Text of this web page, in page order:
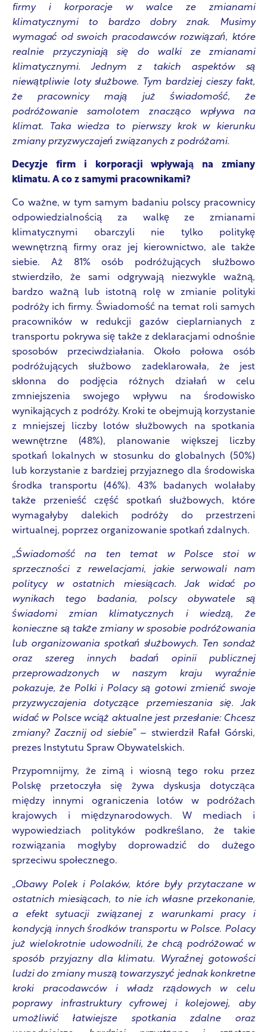
firmy i korporacje w walce ze zmianami
klimatycznymi to bardzo dobry znak. Musimy
wymagać od swoich pracodawców rozwiązań, które
realnie przyczyniają się do walki ze zmianami
klimatycznymi. Jednym z takich aspektów są
niewątpliwie loty służbowe. Tym bardziej cieszy fakt,
że pracownicy mają już świadomość, że
podróżowanie samolotem znacząco wpływa na
klimat. Taka wiedza to pierwszy krok w kierunku
zmiany przyzwyczajeń związanych z podróżami.
Decyzje firm i korporacji wpływają na zmiany
klimatu. A co z samymi pracownikami?
Co ważne, w tym samym badaniu polscy pracownicy
odpowiedzialnością za walkę ze zmianami
klimatycznymi obarczyli nie tylko politykę
wewnętrzną firmy oraz jej kierownictwo, ale także
siebie. Aż 81% osób podróżujących służbowo
stwierdziło, że sami odgrywają niezwykle ważną,
bardzo ważną lub istotną rolę w zmianie polityki
podróży ich firmy. Świadomość na temat roli samych
pracowników w redukcji gazów cieplarnianych z
transportu pokrywa się także z deklaracjami odnośnie
sposobów przeciwdziałania. Około połowa osób
podróżujących służbowo zadeklarowała, że jest
skłonna do podjęcia różnych działań w celu
zmniejszenia swojego wpływu na środowisko
wynikających z podróży. Kroki te obejmują korzystanie
z mniejszej liczby lotów służbowych na spotkania
wewnętrzne (48%), planowanie większej liczby
spotkań lokalnych w stosunku do globalnych (50%)
lub korzystanie z bardziej przyjaznego dla środowiska
środka transportu (46%). 43% badanych wolałaby
także przenieść część spotkań służbowych, które
wymagałyby dalekich podróży do przestrzeni
wirtualnej, poprzez organizowanie spotkań zdalnych.
„Świadomość na ten temat w Polsce stoi w
sprzeczności z rewelacjami, jakie serwowali nam
politycy w ostatnich miesiącach. Jak widać po
wynikach tego badania, polscy obywatele są
świadomi zmian klimatycznych i wiedzą, że
konieczne są także zmiany w sposobie podróżowania
lub organizowania spotkań służbowych. Ten sondaż
oraz szereg innych badań opinii publicznej
przeprowadzonych w naszym kraju wyraźnie
pokazuje, że Polki i Polacy są gotowi zmienić swoje
przyzwyczajenia dotyczące przemieszania się. Jak
widać w Polsce wciąż aktualne jest przesłanie: Chcesz
zmiany? Zacznij od siebie”– stwierdził Rafał Górski,
prezes Instytutu Spraw Obywatelskich.
Przypomnijmy, że zimą i wiosną tego roku przez
Polskę przetoczyła się żywa dyskusja dotycząca
między innymi ograniczenia lotów w podróżach
krajowych i międzynarodowych. W mediach i
wypowiedziach polityków podkreślano, że takie
rozwiązania mogłyby doprowadzić do dużego
sprzeciwu społecznego.
„Obawy Polek i Polaków, które były przytaczane w
ostatnich miesiącach, to nie ich własne przekonanie,
a efekt sytuacji związanej z warunkami pracy i
kondycją innych środków transportu w Polsce. Polacy
już wielokrotnie udowodnili, że chcą podróżować w
sposób przyjazny dla klimatu. Wyraźnej gotowości
ludzi do zmiany muszą towarzyszyć jednak konkretne
kroki pracodawców i władz rządowych w celu
poprawy infrastruktury cyfrowej i kolejowej, aby
umożliwić łatwiejsze spotkania zdalne oraz